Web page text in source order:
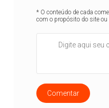
* O conteúdo de cada
com o propósito do site
Comentar